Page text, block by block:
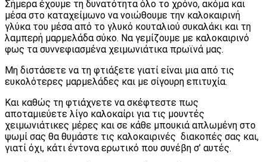
Σήμερα έχουμε τη δυνατότητα όλο το χρόνο, ακόμα και
μέσα στο καταχείμωνο να νοιώθουμε την καλοκαιρινή
γλύκα του μέσα από το γλυκό κουταλιού συκαλάκι και τη
λαμπερή μαρμελάδα σύκο. Να γεμίζουμε με καλοκαιρινό
φως τα συννεφιασμένα χειμωνιάτικα πρωϊνά μας.
Μη διστάσετε να τη φτιάξετε γιατί είναι μια από τις
ευκολότερες μαρμελάδες και με σίγουρη επιτυχία.
Και καθώς τη φτιάχνετε να σκέφτεστε πως
αποταμιεύετε λίγο καλοκαίρι για τις μουντές
χειμωνιάτικες μέρες και σε κάθε μπουκιά απλωμένη στο
ψωμί σας θα θυμάστε τις καλοκαιρινές διακοπές σας και,
γιατί όχι, κάτι έντονα ερωτικό που συνέβη σ’ αυτές.